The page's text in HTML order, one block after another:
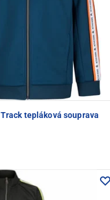
Track tepláková souprava